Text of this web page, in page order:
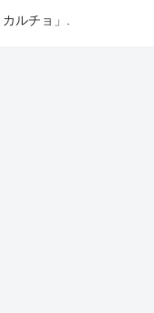
ルチョ」.